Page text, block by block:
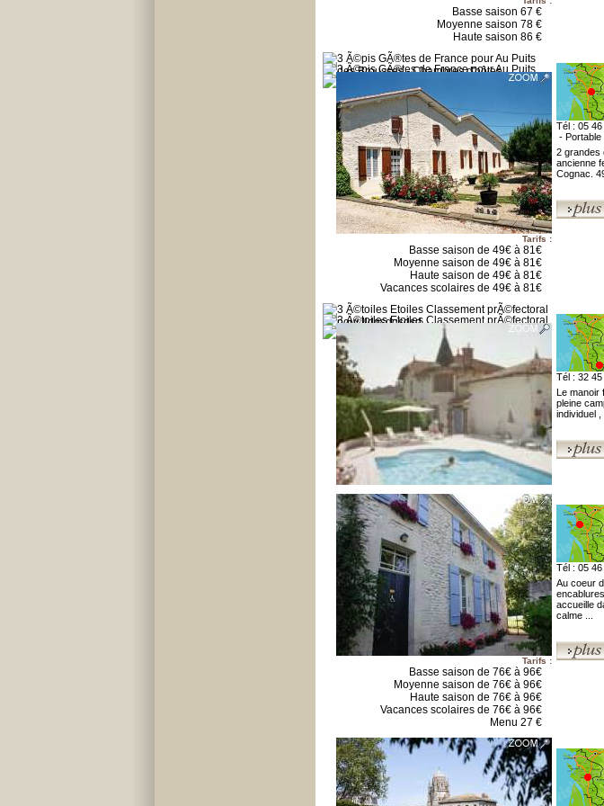
Basse saison 67 €
Moyenne saison 78 €
Haute saison 86 €
Tarifs :
Basse saison de 49€ à 81€
Moyenne saison de 49€ à 81€
Haute saison de 49€ à 81€
Vacances scolaires de 49€ à 81€
Tél : 05
- Portable
2 grandes
ancienne
Cognac.
Tél : 32
Le manoir
pleine
individuel
Tarifs :
Basse saison de 76€ à 96€
Moyenne saison de 76€ à 96€
Haute saison de 76€ à 96€
Vacances scolaires de 76€ à 96€
Menu 27 €
Tél : 05
Au coeur
accueille
calme ...